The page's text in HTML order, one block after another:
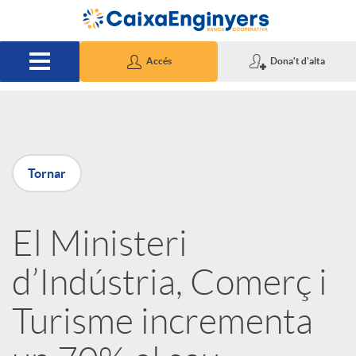
Salta al contingut principal
Accés Dona't d'alta
P
u
b
l
Tornar
El Ministeri
d’Indústria, Comerç i
Turisme incrementa